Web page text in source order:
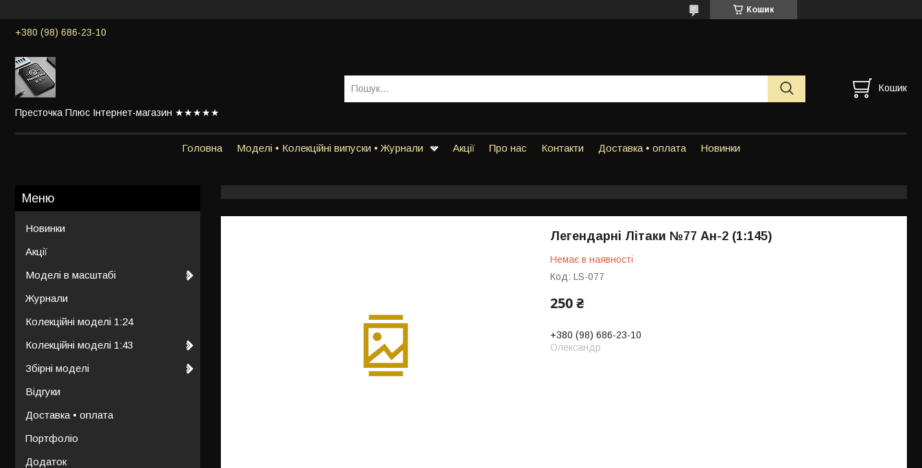
Кошик
+380 (98) 686-23-10
Престочка Плюс Інтернет-магазин ★★★★★
Кошик
Головна Моделі • Колекційні випуски • Журнали Акції Про нас Контакти Доставка • оплата Новинки
Легендарні Літаки №77 Ан-2 (1:145)
Немає в наявності
Код: LS-077
250 ₴
+380 (98) 686-23-10
Олександр
Новинки
Акції
Моделі в масштабі
Журнали
Колекційні моделі 1:24
Колекційні моделі 1:43
Збірні моделі
Відгуки
Доставка • оплата
Портфоліо
Додаток